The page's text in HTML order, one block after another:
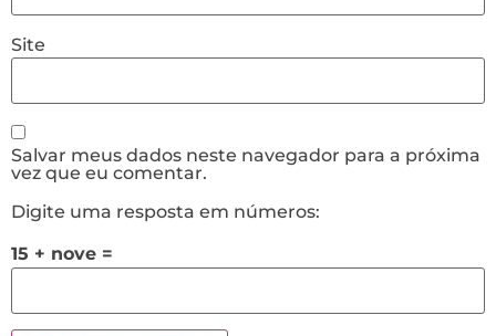
Site
Salvar meus dados neste navegador para a próxima
vez que eu comentar.
Digite uma resposta em números:
15 + nove =